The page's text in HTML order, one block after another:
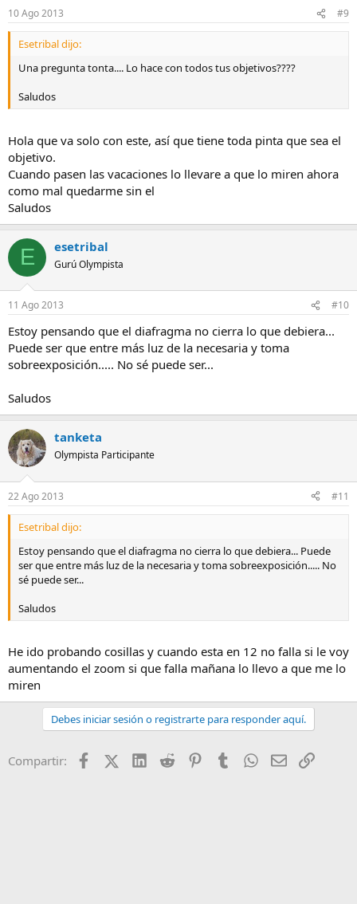
10 Ago 2013 #9
Esetribal dijo:
Una pregunta tonta.... Lo hace con todos tus objetivos????
Saludos
Hola que va solo con este, así que tiene toda pinta que sea el
objetivo.
Cuando pasen las vacaciones lo llevare a que lo miren ahora
como mal quedarme sin el
Saludos
E esetribal
Gurú Olympista
11 Ago 2013 #10
Estoy pensando que el diafragma no cierra lo que debiera...
Puede ser que entre más luz de la necesaria y toma
sobreexposición..... No sé puede ser...
Saludos
tanketa
Olympista Participante
22 Ago 2013 #11
Esetribal dijo:
Estoy pensando que el diafragma no cierra lo que debiera... Puede
ser que entre más luz de la necesaria y toma sobreexposición..... No
sé puede ser...
Saludos
He ido probando cosillas y cuando esta en 12 no falla si le voy
aumentando el zoom si que falla mañana lo llevo a que me lo
miren
Debes iniciar sesión o registrarte para responder aquí.
Compartir: FacebookX (Twitter)
LinkedIn
Reddit PinterestTumblr WhatsApp
EmailEnlace